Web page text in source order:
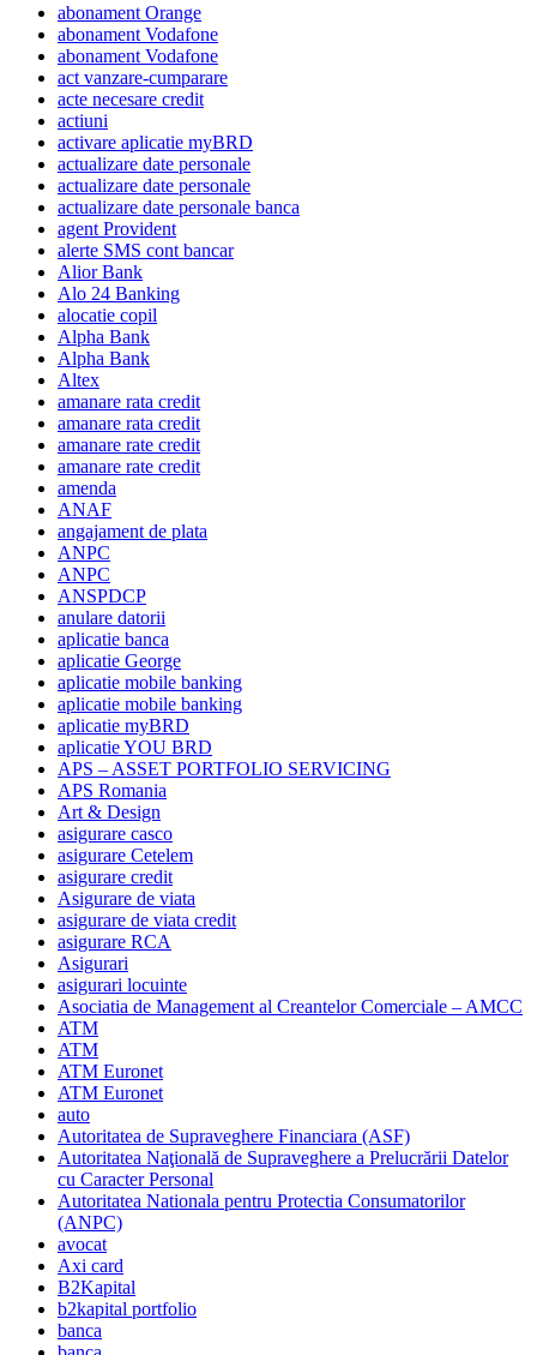
abonament Orange
abonament Vodafone
abonament Vodafone
act vanzare-cumparare
acte necesare credit
actiuni
activare aplicatie myBRD
actualizare date personale
actualizare date personale
actualizare date personale banca
agent Provident
alerte SMS cont bancar
Alior Bank
Alo 24 Banking
alocatie copil
Alpha Bank
Alpha Bank
Altex
amanare rata credit
amanare rata credit
amanare rate credit
amanare rate credit
amenda
ANAF
angajament de plata
ANPC
ANPC
ANSPDCP
anulare datorii
aplicatie banca
aplicatie George
aplicatie mobile banking
aplicatie mobile banking
aplicatie myBRD
aplicatie YOU BRD
APS – ASSET PORTFOLIO SERVICING
APS Romania
Art & Design
asigurare casco
asigurare Cetelem
asigurare credit
Asigurare de viata
asigurare de viata credit
asigurare RCA
Asigurari
asigurari locuinte
Asociatia de Management al Creantelor Comerciale – AMCC
ATM
ATM
ATM Euronet
ATM Euronet
auto
Autoritatea de Supraveghere Financiara (ASF)
Autoritatea Naţională de Supraveghere a Prelucrării Datelor
cu Caracter Personal
Autoritatea Nationala pentru Protectia Consumatorilor
(ANPC)
avocat
Axi card
B2Kapital
b2kapital portfolio
banca